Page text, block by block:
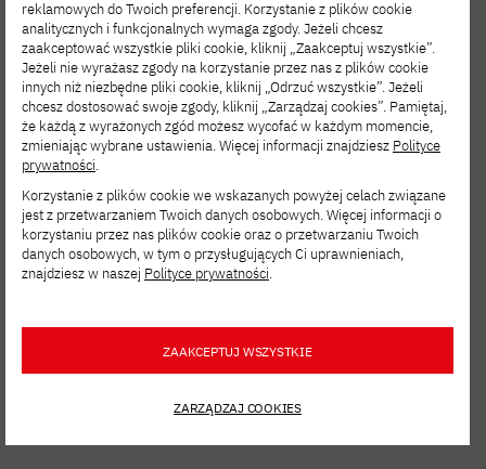
Kontakt:eeurostudent@pbs.pl
Zobacz inne
aktualności
reklamowych do Twoich preferencji. Korzystanie z plików cookie
analitycznych i funkcjonalnych wymaga zgody. Jeżeli chcesz
zaakceptować wszystkie pliki cookie, kliknij „Zaakceptuj wszystkie”.
Jeżeli nie wyrażasz zgody na korzystanie przez nas z plików cookie
innych niż niezbędne pliki cookie, kliknij „Odrzuć wszystkie”. Jeżeli
chcesz dostosować swoje zgody, kliknij „Zarządzaj cookies”. Pamiętaj,
że każdą z wyrażonych zgód możesz wycofać w każdym momencie,
zmieniając wybrane ustawienia. Więcej informacji znajdziesz Polityce
prywatności.
Korzystanie z plików cookie we wskazanych powyżej celach związane
jest z przetwarzaniem Twoich danych osobowych. Więcej informacji o
korzystaniu przez nas plików cookie oraz o przetwarzaniu Twoich
danych osobowych, w tym o przysługujących Ci uprawnieniach,
znajdziesz w naszej Polityce prywatności.
ZAAKCEPTUJ WSZYSTKIE
ZARZĄDZAJ COOKIES